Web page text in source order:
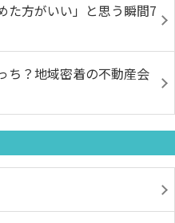
た方がいい」と思う瞬間7
ち？地域密着の不動産会